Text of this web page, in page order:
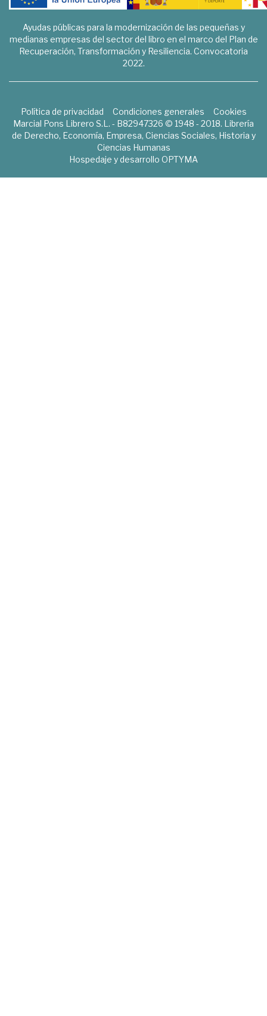
Ayudas públicas para la modernización de las pequeñas y
medianas empresas del sector del libro en el marco del Plan de
Recuperación, Transformación y Resiliencia. Convocatoria
2022.
Política de privacidad Condiciones generales
Cookies
Marcial Pons Librero S.L. - B82947326 © 1948 - 2018. Librería
de Derecho, Economía, Empresa, Ciencias Sociales, Historia y
Ciencias Humanas
Hospedaje y desarrollo OPTYMA